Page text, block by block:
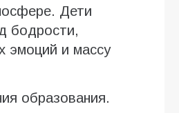
Дети
бодрости,
эмоций и массу
образования.